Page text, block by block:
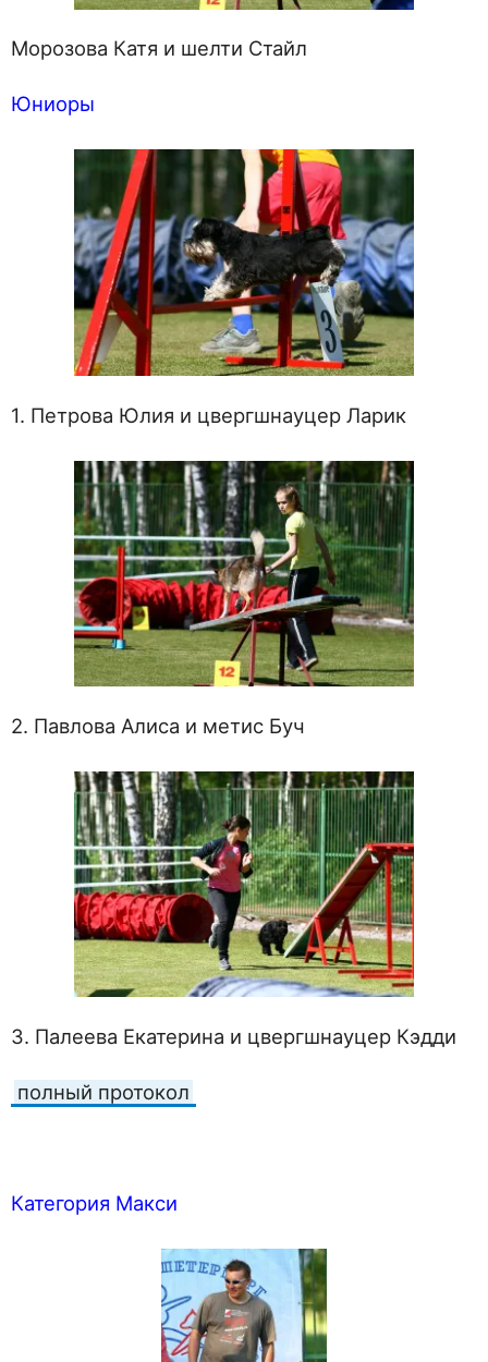
Морозова Катя и шелти Стайл
Юниоры
1. Петрова Юлия и цвергшнауцер Ларик
2. Павлова Алиса и метис Буч
3. Палеева Екатерина и цвергшнауцер Кэдди
полный протокол
Категория Макси